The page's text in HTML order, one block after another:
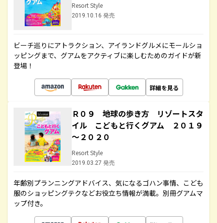
Resort Style
2019.10.16 発売
ビーチ巡りにアトラクション、アイランドグルメにモールショ
ッピングまで、グアムをアクティブに楽しむためのガイドが新
登場！
詳細を見る
Ｒ０９ 地球の歩き方 リゾートスタ
イル こどもと行くグアム ２０１９
～２０２０
Resort Style
2019.03.27 発売
年齢別プランニングアドバイス、気になるゴハン事情、こども
服のショッピングテクなどお役立ち情報が満載。別冊グアムマ
ップ付き。